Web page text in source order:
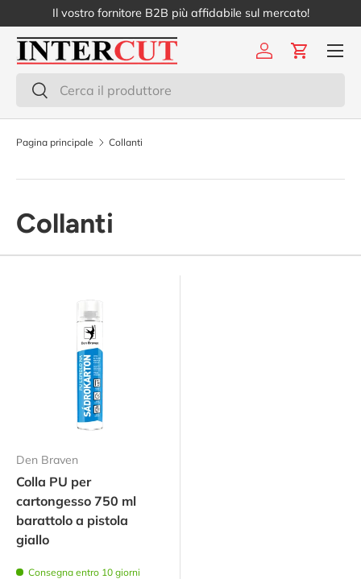
Passa ai contenuti
Il vostro fornitore B2B più affidabile sul mercato!
CercaCerca
AccediCarrello
Menu
Pagina principale Collanti
Collanti
Den Braven
Colla PU per
cartongesso 750 ml
barattolo a pistola
giallo
Consegna entro 10 giorni